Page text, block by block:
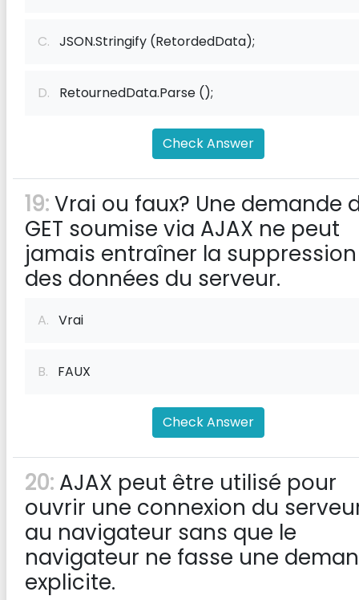
C. JSON.Stringify (RetordedData);
D. RetournedData.Parse ();
Check Answer
19:Vrai ou faux? Une demande
GET soumise via AJAX ne peut
jamais entraîner la suppression
des données du serveur.
A. Vrai
B. FAUX
Check Answer
20: AJAX peut être utilisé pour
ouvrir une connexion du
au navigateur sans que le
navigateur ne fasse une
explicite.